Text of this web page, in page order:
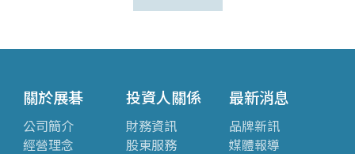
關於展碁
公司簡介
經營理念
投資人關係
財務資訊
股東服務
最新消息
品牌新訊
媒體報導